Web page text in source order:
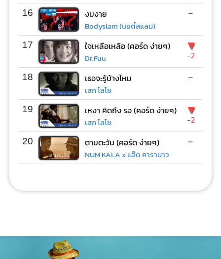
16 งมงาย
Bodyslam (บอดี้สแลม)
-
17 ใจเหลือเหลือ (คอร์ด ง่ายๆ)
Dr.Fuu
▼
-2
18 เธอจะรู้บ้างไหม
เสก โลโซ
-
19 เหงา คิดถึง รอ (คอร์ด ง่ายๆ)
เสก โลโซ
▼
-2
20 ตามตะวัน (คอร์ด ง่ายๆ)
NUM KALA x แอ๊ด คาราบาว
-